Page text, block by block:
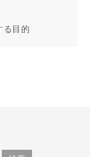
る目的